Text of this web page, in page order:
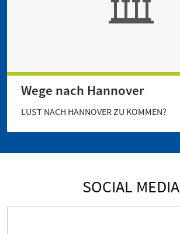
Wege nach Hannover
LUST NACH HANNOVER ZU KOMMEN?
SOCIAL MEDIA